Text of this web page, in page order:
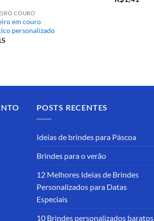
COURO
em couro
personalizado
5.00 de 5
POSTS RECENTES
Ideias de brindes para Páscoa
Brindes para o verão
12 Melhores Ideias de Brindes
Personalizados para Datas
Especiais
10 Brindes personalizados baratos